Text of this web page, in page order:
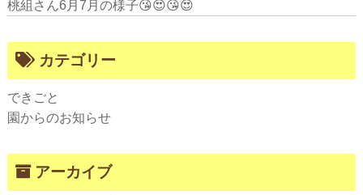
桃組さん6月7月の様子😘😍😘😍
カテゴリー
できごと
園からのお知らせ
アーカイブ